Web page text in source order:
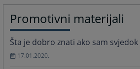
Promotivni materijali
Šta je dobro znati ako sam
17.01.2020.